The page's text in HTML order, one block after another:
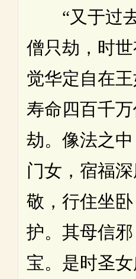
“又于过去
僧只劫，时
觉华定自在
寿命四百千
劫。像法之
门女，宿福
敬，行住坐
护。其母信
宝。是时圣女